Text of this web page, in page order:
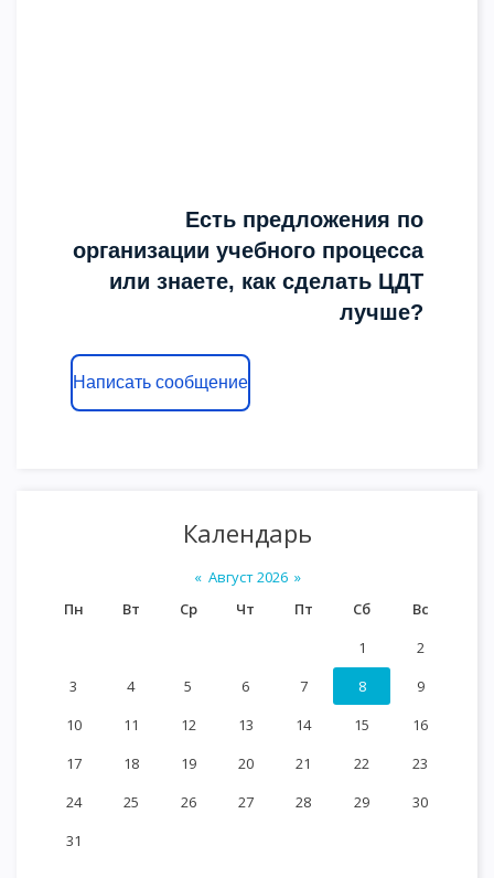
Есть предложения по
организации учебного процесса
или знаете, как сделать ЦДТ
лучше?
Написать сообщение
Календарь
« Август 2026 »
Пн
Вт Ср Чт Пт Сб
Вс
1
2
3
4 5 6 7 8
9
10
11 12 13 14 15
16
17
18 19 20 21 22
23
24
25 26 27 28 29
30
31